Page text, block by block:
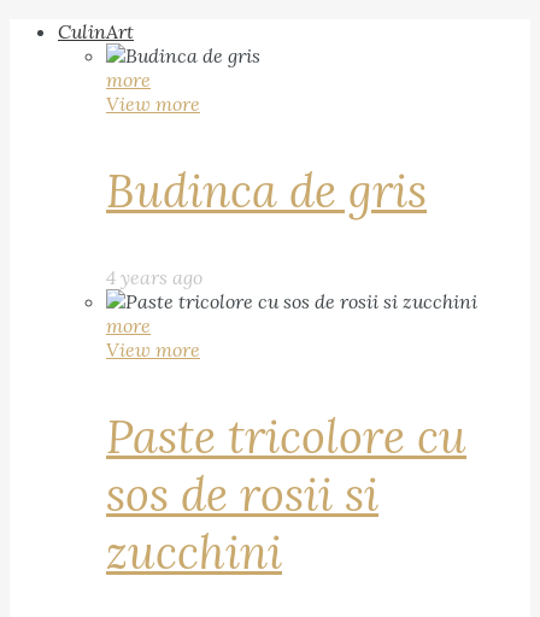
CulinArt
more
View more
Budinca de gris
4 years ago
more
View more
Paste tricolore cu
sos de rosii si
zucchini